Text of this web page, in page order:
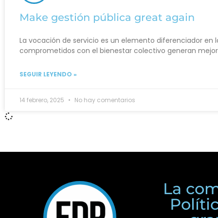
Make gestión pública great again
La vocación de servicio es un elemento diferenciador en
comprometidos con el bienestar colectivo generan
SEGUIR LEYENDO »
14 febrero, 2025 No hay comentarios
La